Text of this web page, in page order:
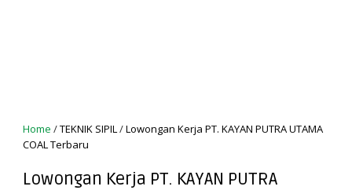
Home /TEKNIK SIPIL/Lowongan Kerja PT. KAYAN PUTRA UTAMA
COAL Terbaru
Lowongan Kerja PT. KAYAN PUTRA